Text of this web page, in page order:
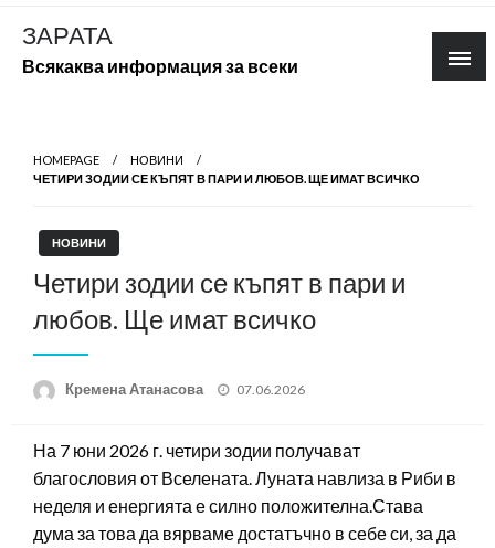
Skip
content
ЗАРАТА
Всякаква информация за всеки
HOMEPAGE
НОВИНИ
ЧЕТИРИ ЗОДИИ СЕ КЪПЯТ В ПАРИ И ЛЮБОВ. ЩЕ ИМАТ ВСИЧКО
НОВИНИ
Четири зодии се къпят в пари и
любов. Ще имат всичко
Кремена Атанасова
Posted
07.06.2026
На 7 юни 2026 г. четири зодии получават
благословия от Вселената. Луната навлиза в Риби в
неделя и енергията е силно положителна.Става
дума за това да вярваме достатъчно в себе си, за да